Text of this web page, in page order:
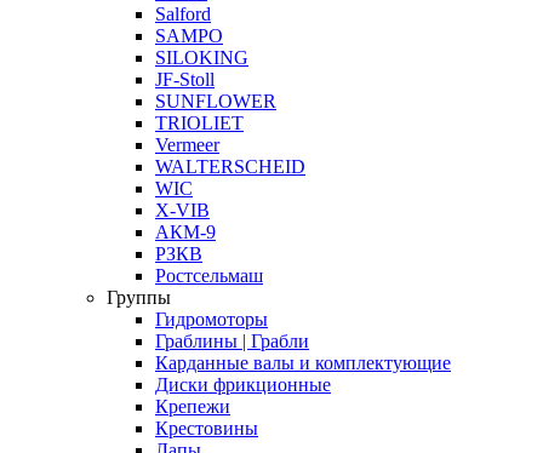
Salford
SAMPO
SILOKING
JF-Stoll
SUNFLOWER
TRIOLIET
Vermeer
WALTERSCHEID
WIC
X-VIB
АКМ-9
РЗКВ
Ростсельмаш
Группы
Гидромоторы
Граблины | Грабли
Карданные валы и комплектующие
Диски фрикционные
Крепежи
Крестовины